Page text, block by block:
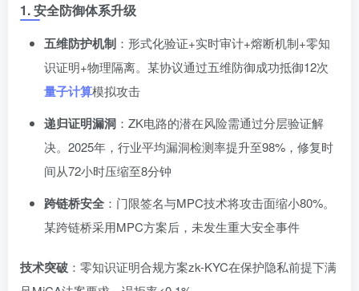
1. 安全防御体系升级
五维防护机制 ：形式化验证+实时审计+熔断机制+零知
识证明+物理隔离。某协议通过五维防御成功抵御12次
量子计算模拟攻击
递归证明漏洞 ：ZK电路的潜在风险需通过分层验证解
决。2025年，行业平均漏洞检测率提升至98%，修复时
间从72小时压缩至8分钟
跨链桥安全 ：门限签名与MPC技术将攻击面缩小80%。
某跨链桥采用MPC方案后，未发生重大安全事件
技术突破 ：零知识证明合规方案zk-KYC在保护隐私前提下满